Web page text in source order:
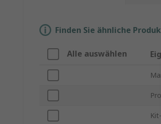
Finden Sie ähnliche
Alle auswählen